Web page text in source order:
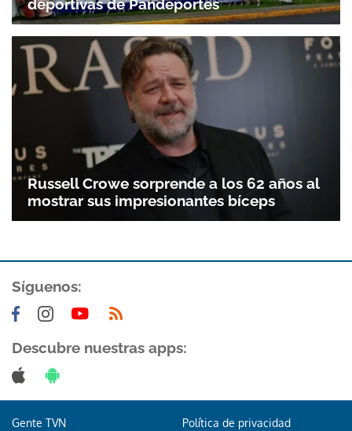
Gracias por suscribirte a nuestro boletín.
ACEPTAR
deportivas de Pandeportes
Russell Crowe sorprende a los 62 años al
mostrar sus impresionantes bíceps
Síguenos:
Descubre nuestras apps:
Gente TVN Política de privacidad